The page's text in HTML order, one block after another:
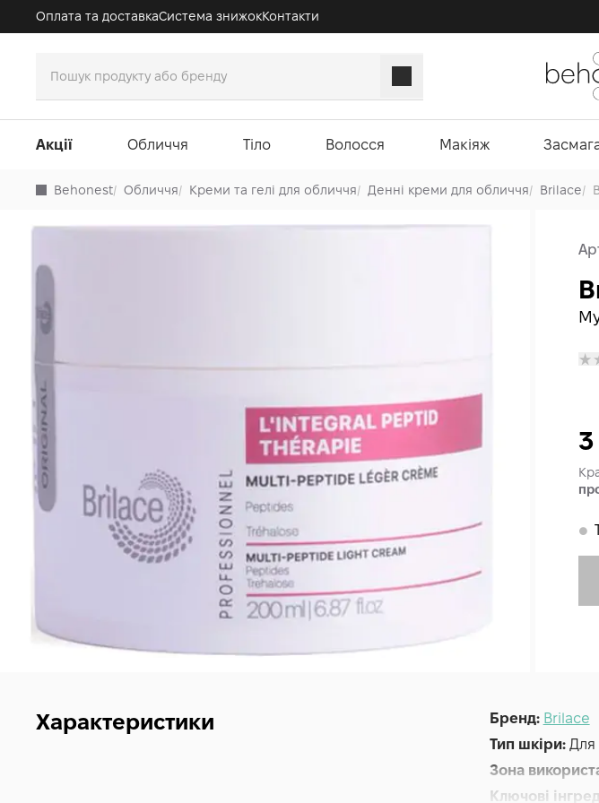
Оплата та доставкаСистема знижокКонтакти
Акції Обличчя Тіло Волосся Макіяж
Behonest/ Обличчя/ Креми та гелі для обличчя/ Денні креми для обличчя/ Brilace/
𒊹
Характеристики Бренд: Brilace
Тип шкіри: Для
Зона
Ключові